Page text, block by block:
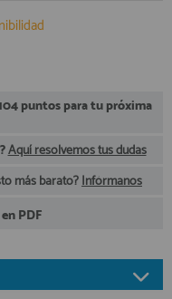
puntos para tu próxima
Aquí resolvemos tus dudas
más barato?Infórmanos
PDF